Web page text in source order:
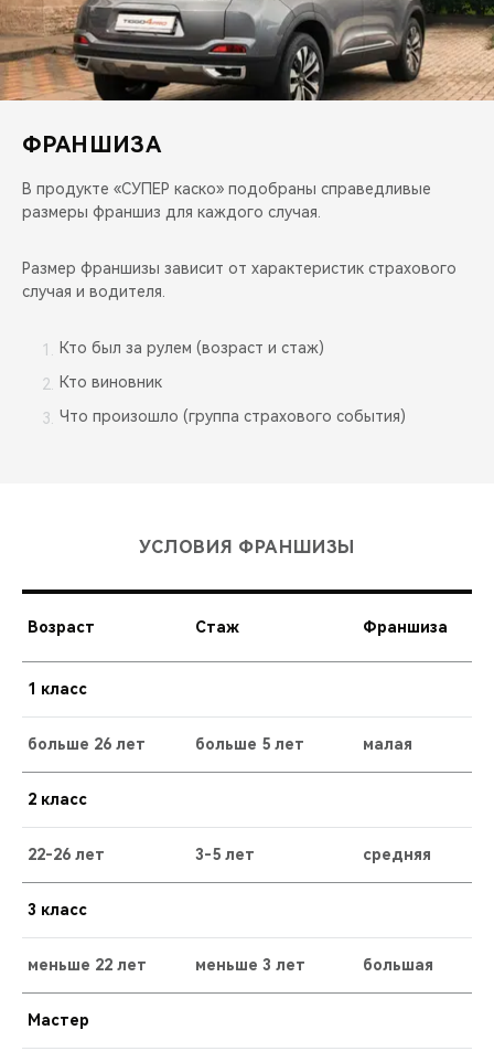
ФРАНШИЗА
В продукте «СУПЕР каско» подобраны справедливые
размеры франшиз для каждого случая.
Размер франшизы зависит от характеристик страхового
случая и водителя.
Кто был за рулем (возраст и стаж)
Кто виновник
Что произошло (группа страхового события)
УСЛОВИЯ ФРАНШИЗЫ
Возраст Стаж Франшиза
1 класс
больше 26 лет больше 5 лет малая
2 класс
22-26 лет 3-5 лет средняя
3 класс
меньше 22 лет меньше 3 лет большая
Мастер